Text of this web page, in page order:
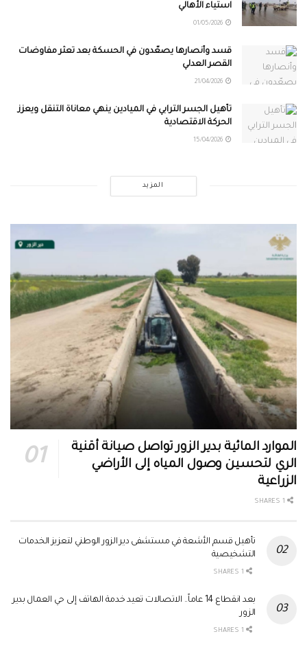
استياء الأهالي
قسد وأنصارها يصعّدون في الحسكة بعد تعثر مفاوضات
القصر العدلي
تأهيل الجسر الترابي في الميادين ينهي معاناة التنقل ويعزز
الحركة الاقتصادية
المزيد
الموارد المائية بدير الزور تواصل صيانة أقنية
الري لتحسين وصول المياه إلى الأراضي
الزراعية
تأهيل قسم الأشعة في مستشفى دير الزور الوطني لتعزيز الخدمات
التشخيصية
بعد انقطاع 14 عاماً.. الاتصالات تعيد خدمة الهاتف إلى حي العمال بدير
الزور